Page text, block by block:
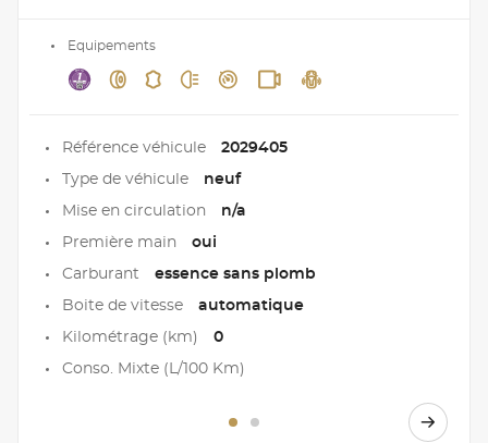
Equipements
Référence véhicule 2029405
Type de véhicule neuf
Mise en circulation n/a
Première main oui
Carburant essence sans plomb
Boite de vitesse automatique
Kilométrage (km) 0
Conso. Mixte (L/100 Km)